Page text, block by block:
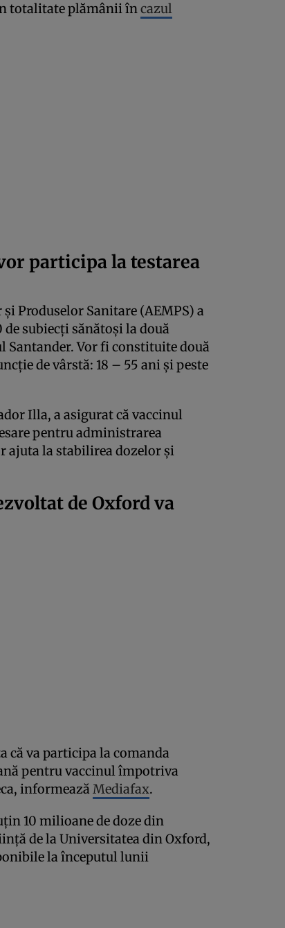
totalitate plămânii încazul
participa latestarea
Produselor Sanitare (AEMPS) a
de subiecţi sănătoşi la două
Vor fi constituite două
de vârstă: 18 – 55 ani şi peste
Illa, a asigurat că vaccinul
pentru administrarea
ajuta la stabilirea dozelor şi
de Oxford va
că va participa la comanda
pentru vaccinul împotriva
informeazăMediafax.
10 milioane de doze din
de la Universitatea din Oxford,
la începutul lunii